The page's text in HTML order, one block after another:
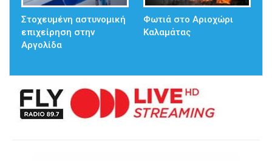
Στοχευμένη αστυνομική
επιχείρηση στην
Αργολίδα
Φωτιά στο Αριοχώρι
Καλαμάτας